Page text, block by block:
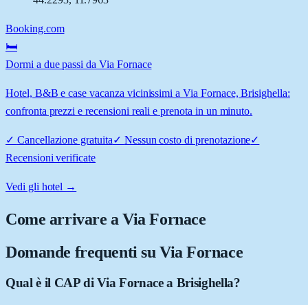
Booking.com
🛏️
Dormi a due passi da Via Fornace
Hotel, B&B e case vacanza vicinissimi a Via Fornace, Brisighella:
confronta prezzi e recensioni reali e prenota in un minuto.
✓ Cancellazione gratuita✓ Nessun costo di prenotazione✓
Recensioni verificate
Vedi gli hotel →
Come arrivare aVia Fornace
Domande frequenti su Via Fornace
Qual è il CAP di Via Fornace a Brisighella?